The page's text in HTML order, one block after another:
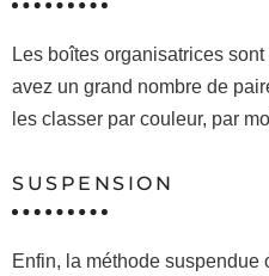
Les boîtes organisatrices
avez un grand nombre de
les classer par couleur, par
SUSPENSION
Enfin, la méthode